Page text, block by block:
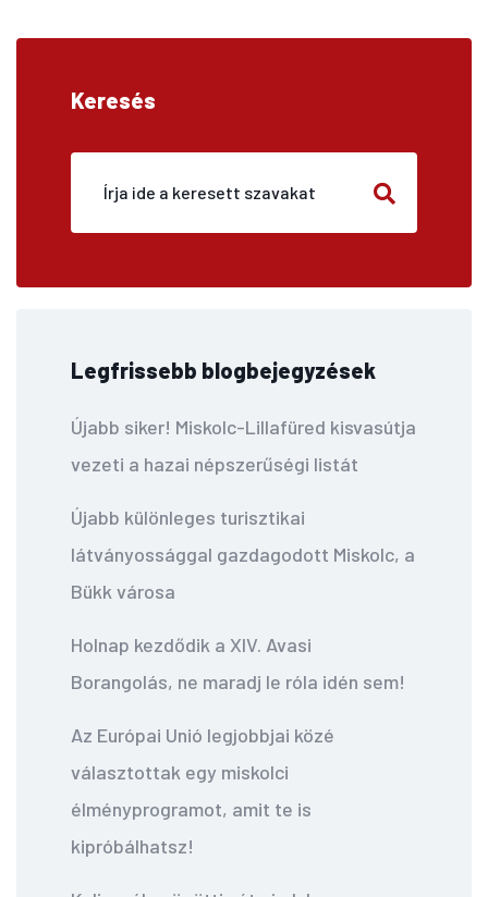
Keresés
Legfrissebb blogbejegyzések
Újabb siker! Miskolc-Lillafüred kisvasútja
vezeti a hazai népszerűségi listát
Újabb különleges turisztikai
látványossággal gazdagodott Miskolc, a
Bükk városa
Holnap kezdődik a XIV. Avasi
Borangolás, ne maradj le róla idén sem!
Az Európai Unió legjobbjai közé
választottak egy miskolci
élményprogramot, amit te is
kipróbálhatsz!